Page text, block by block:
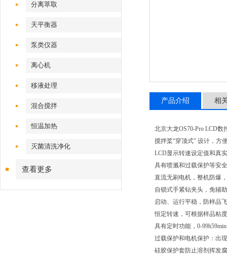
分离萃取
天平衡器
泵类仪器
离心机
移液处理
混合搅拌
恒温加热
灭菌清洗净化
查看更多
产品介绍 相
北京大龙OS70-Pro LCD数
搅拌桨“穿顶式" 设计，方
LCD显示转速设定值和真
具有喷溅和过载保护等安
直流无刷电机，整机防爆
自锁式手紧钻夹头，免辅
启动、运行平稳，防样品
恒定转速，可根据样品粘
具有定时功能，0-
过载保护和电机保护：出
硅胶保护套防止溶剂挥发